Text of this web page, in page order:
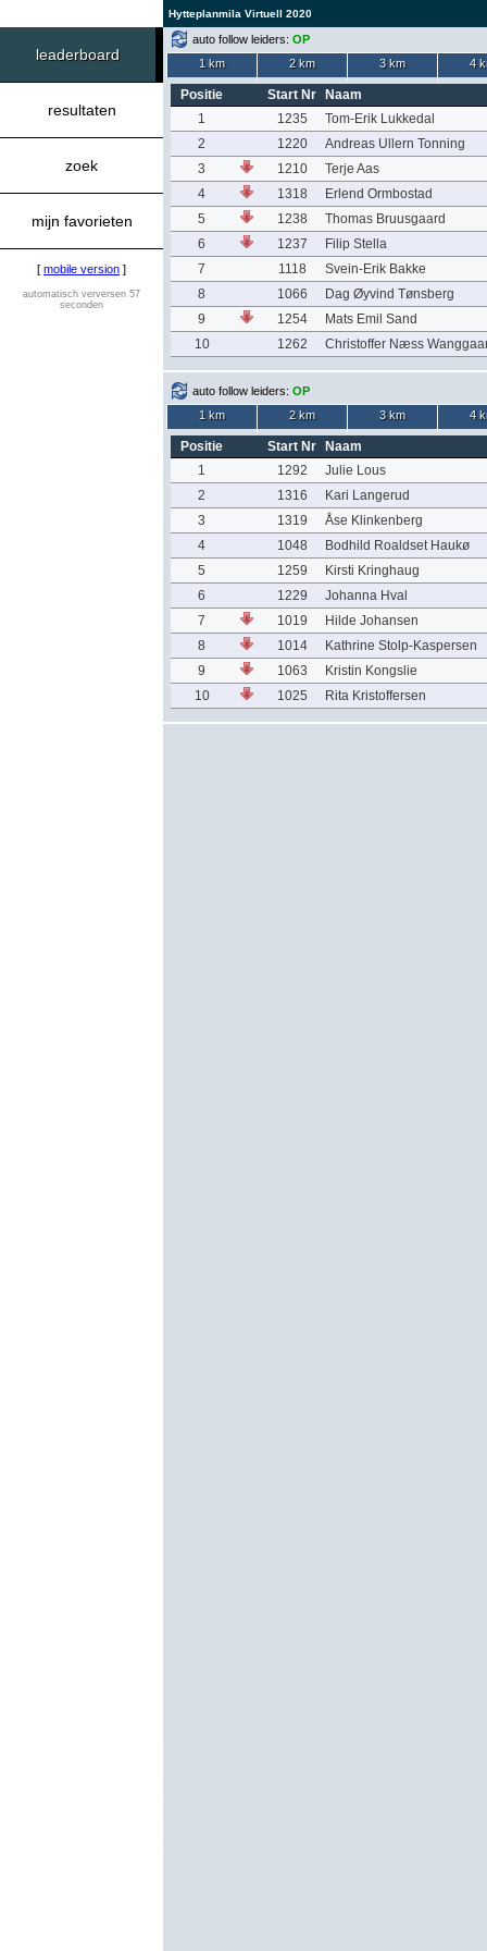
Hytteplanmila Virtuell 2020
leaderboard
resultaten
zoek
mijn favorieten
[ mobile version ]
automatisch verversen 57
seconden
auto follow leiders: OP
1 km
2 km 3 km 4
Positie Start Nr
Naam
1
1235
Tom-Erik Lukkedal
2
1220
Andreas Ullern Tonning
3
1210
Terje Aas
4
1318
Erlend Ormbostad
5
1238
Thomas Bruusgaard
6
1237
Filip Stella
7
1118
Svein-Erik Bakke
8
1066
Dag Øyvind Tønsberg
9
1254
Mats Emil Sand
10
1262 Christoffer Næss
auto follow leiders: OP
1 km
2 km 3 km 4
Positie Start Nr
Naam
1
1292
Julie Lous
2
1316
Kari Langerud
3
1319
Åse Klinkenberg
4
1048
Bodhild Roaldset Haukø
5
1259
Kirsti Kringhaug
6
1229
Johanna Hval
7
1019
Hilde Johansen
8
1014
Kathrine Stolp-Kaspersen
9
1063
Kristin Kongslie
10
1025 Rita Kristoffersen